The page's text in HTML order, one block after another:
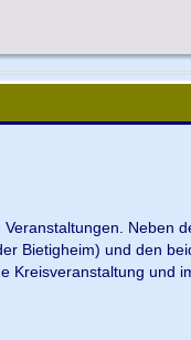
Neben
Bietigheim) und den
Kreisveranstaltung und